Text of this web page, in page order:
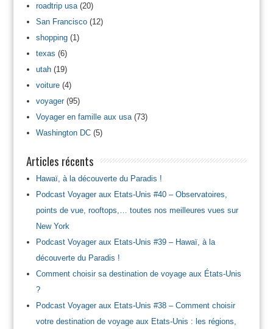
roadtrip usa(20)
San Francisco(12)
shopping(1)
texas (6)
utah(19)
voiture(4)
voyager(95)
Voyager en famille aux usa(73)
Washington DC(5)
Articles récents
Hawaï, à la découverte du Paradis !
Podcast Voyager aux Etats-Unis #40 – Observatoires,
points de vue, rooftops,… toutes nos meilleures vues sur
New York
Podcast Voyager aux Etats-Unis #39 – Hawaï, à la
découverte du Paradis !
Comment choisir sa destination de voyage aux États-Unis
?
Podcast Voyager aux Etats-Unis #38 – Comment choisir
votre destination de voyage aux Etats-Unis : les régions,